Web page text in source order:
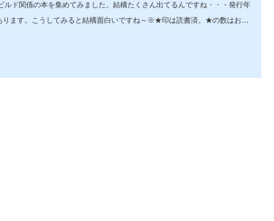
ルド関係の本を集めてみました。結構たくさん出てるんですね・・・発行年
ります。こうしてみると結構面白いですね～※★印は読書済。★の数はおす